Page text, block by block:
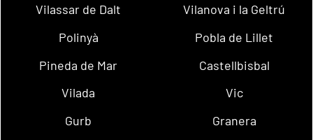
Vilassar de Dalt
Vilanova i la Geltrú
Polinyà
Pobla de Lillet
Pineda de Mar
Castellbisbal
Vilada
Vic
Gurb
Granera